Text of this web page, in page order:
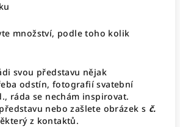
množství, podle toho kolik
svou představu nějak
odstín, fotografií svatební
ráda se nechám inspirovat.
nebo zašlete obrázek s č.
z kontaktů.